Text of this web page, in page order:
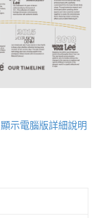
顯示電腦版詳細說明